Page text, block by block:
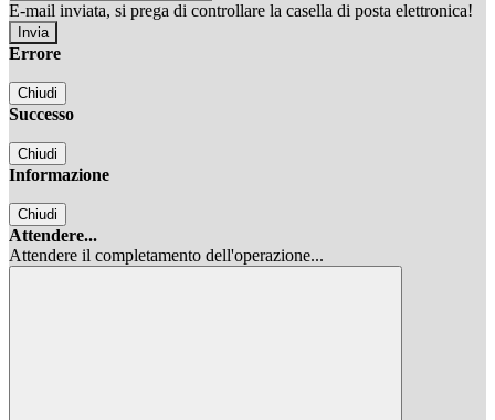
E-mail inviata, si prega di controllare la casella di posta elettronica!
Errore
Chiudi
Successo
Chiudi
Informazione
Chiudi
Attendere...
Attendere il completamento dell'operazione...